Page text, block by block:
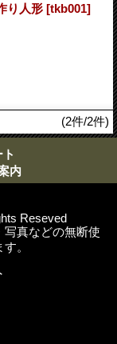
り人形 [tkb001]
(2件/2件)
内
Reseved
写真などの無断使
。